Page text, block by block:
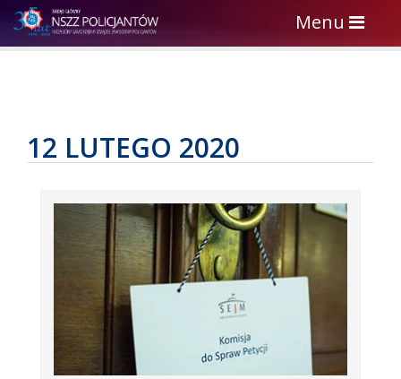
Toggle
navigation
Menu
12 LUTEGO 2020